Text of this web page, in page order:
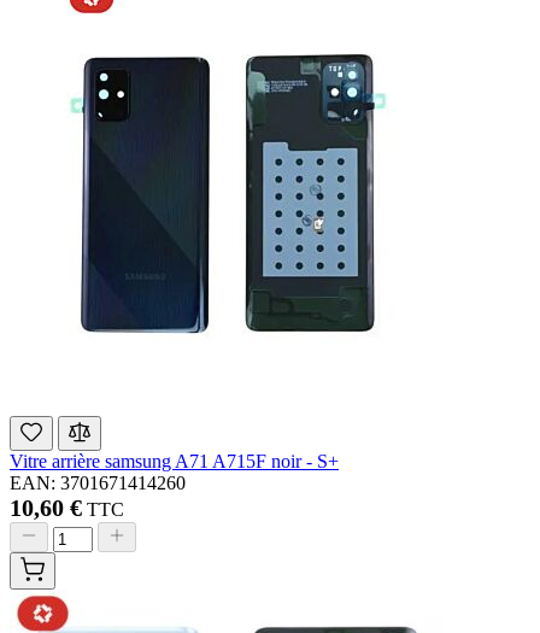
Vitre arrière samsung A71 A715F noir - S+
EAN: 3701671414260
10,60 € TTC